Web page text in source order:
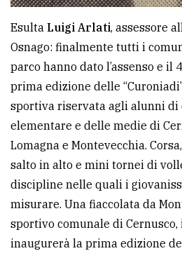
Esulta Luigi Arlati, assessore
Osnago: finalmente tutti i
parco hanno dato l’assenso e il
prima edizione delle
sportiva riservata agli alunni di
elementare e delle medie di
Lomagna e Montevecchia.
salto in alto e mini tornei di
discipline nelle quali i
misurare. Una fiaccolata da
sportivo comunale di Cernusco,
inaugurerà la prima edizione